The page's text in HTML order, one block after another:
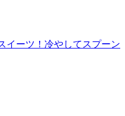
イーツ！冷やしてスプーン